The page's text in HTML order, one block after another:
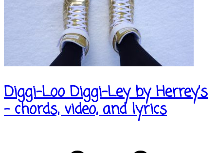
Diggi-Loo Diggi-Ley by Herrey’s
– chords, video, and lyrics